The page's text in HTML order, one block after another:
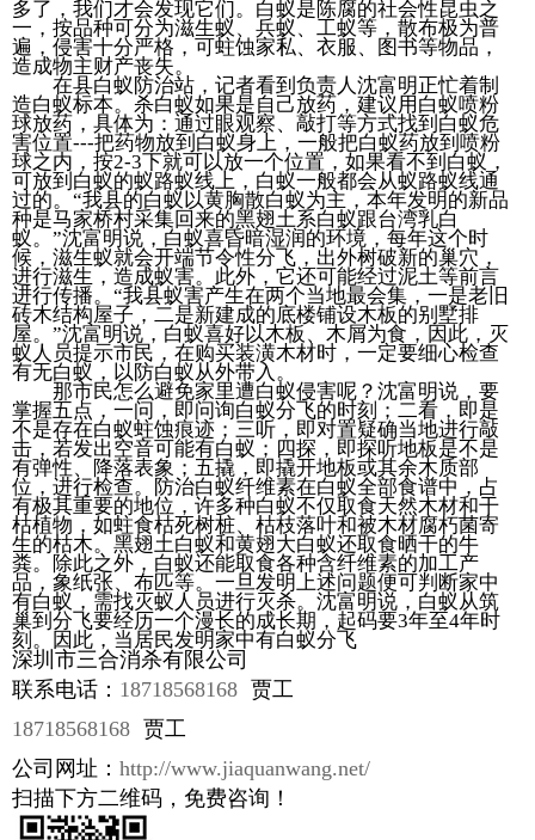
多了，我们才会发现它们。白蚁是陈腐的社会性昆虫之
一，按品种可分为滋生蚁、兵蚁、工蚁等，散布极为普
遍，侵害十分严格，可蛀蚀家私、衣服、图书等物品，
造成物主财产丧失。
在县白蚁防治站，记者看到负责人沈富明正忙着制
造白蚁标本。杀白蚁如果是自己放药，建议用白蚁喷粉
球放药，具体为：通过眼观察、敲打等方式找到白蚁危
害位置---把药物放到白蚁身上，一般把白蚁药放到喷粉
球之内，按2-3下就可以放一个位置，如果看不到白蚁，
可放到白蚁的蚁路蚁线上，白蚁一般都会从蚁路蚁线通
过的。“我县的白蚁以黄胸散白蚁为主，本年发明的新品
种是马家桥村采集回来的黑翅土系白蚁跟台湾乳白
蚁。”沈富明说，白蚁喜昏暗湿润的环境，每年这个时
候，滋生蚁就会开端节令性分飞，出外树破新的巢穴，
进行滋生，造成蚁害。此外，它还可能经过泥土等前言
进行传播。“我县蚁害产生在两个当地最会集，一是老旧
砖木结构屋子，二是新建成的底楼铺设木板的别墅排
屋。”沈富明说，白蚁喜好以木板、木屑为食，因此，灭
蚁人员提示市民，在购买装潢木材时，一定要细心检查
有无白蚁，以防白蚁从外带入。
那市民怎么避免家里遭白蚁侵害呢？沈富明说，要
掌握五点，一问，即问询白蚁分飞的时刻；二看，即是
不是存在白蚁蛀蚀痕迹；三听，即对置疑确当地进行敲
击，若发出空音可能有白蚁；四探，即探听地板是不是
有弹性、降落表象；五撬，即撬开地板或其余木质部
位，进行检查。防治白蚁纤维素在白蚁全部食谱中，占
有极其重要的地位，许多种白蚁不仅取食天然木材和干
枯植物，如蛀食枯死树桩、枯枝落叶和被木材腐朽菌寄
生的枯木。黑翅土白蚁和黄翅大白蚁还取食晒干的牛
粪。除此之外，白蚁还能取食各种含纤维素的加工产
品，象纸张、布匹等。一旦发明上述问题便可判断家中
有白蚁，需找灭蚁人员进行灭杀。沈富明说，白蚁从筑
巢到分飞要经历一个漫长的成长期，起码要3年至4年时
刻。因此，当居民发明家中有白蚁分飞
深圳市三合消杀有限公司
联系电话： 18718568168 贾工
18718568168 贾工
公司网址： http://www.jiaquanwang.net/
扫描下方二维码，免费咨询！